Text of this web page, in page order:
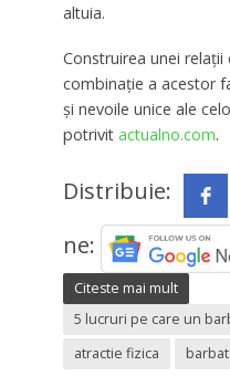
altuia.
Construirea unei
combinație a acestor
și nevoile unice ale
potrivit actualno.com.
Distribuie:
ne:
Citeste mai mult
5 lucruri pe care un
atractie fizica
barbat